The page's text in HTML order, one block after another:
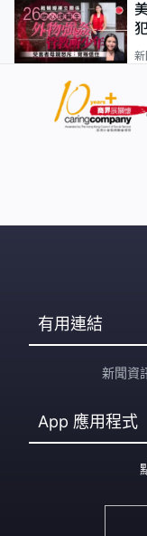
有用連結
新聞資
App 應用程式